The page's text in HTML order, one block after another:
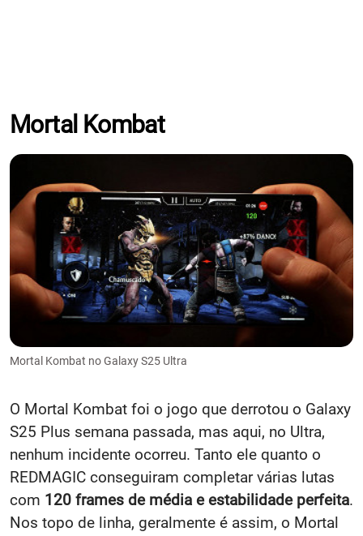
Mortal Kombat
Mortal Kombat no Galaxy S25 Ultra
O Mortal Kombat foi o jogo que derrotou o Galaxy
S25 Plus semana passada, mas aqui, no Ultra,
nenhum incidente ocorreu. Tanto ele quanto o
REDMAGIC conseguiram completar várias lutas
com 120 frames de média e estabilidade perfeita.
Nos topo de linha, geralmente é assim, o Mortal